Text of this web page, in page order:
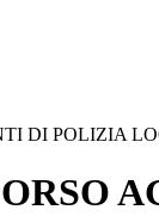
DI POLIZIA